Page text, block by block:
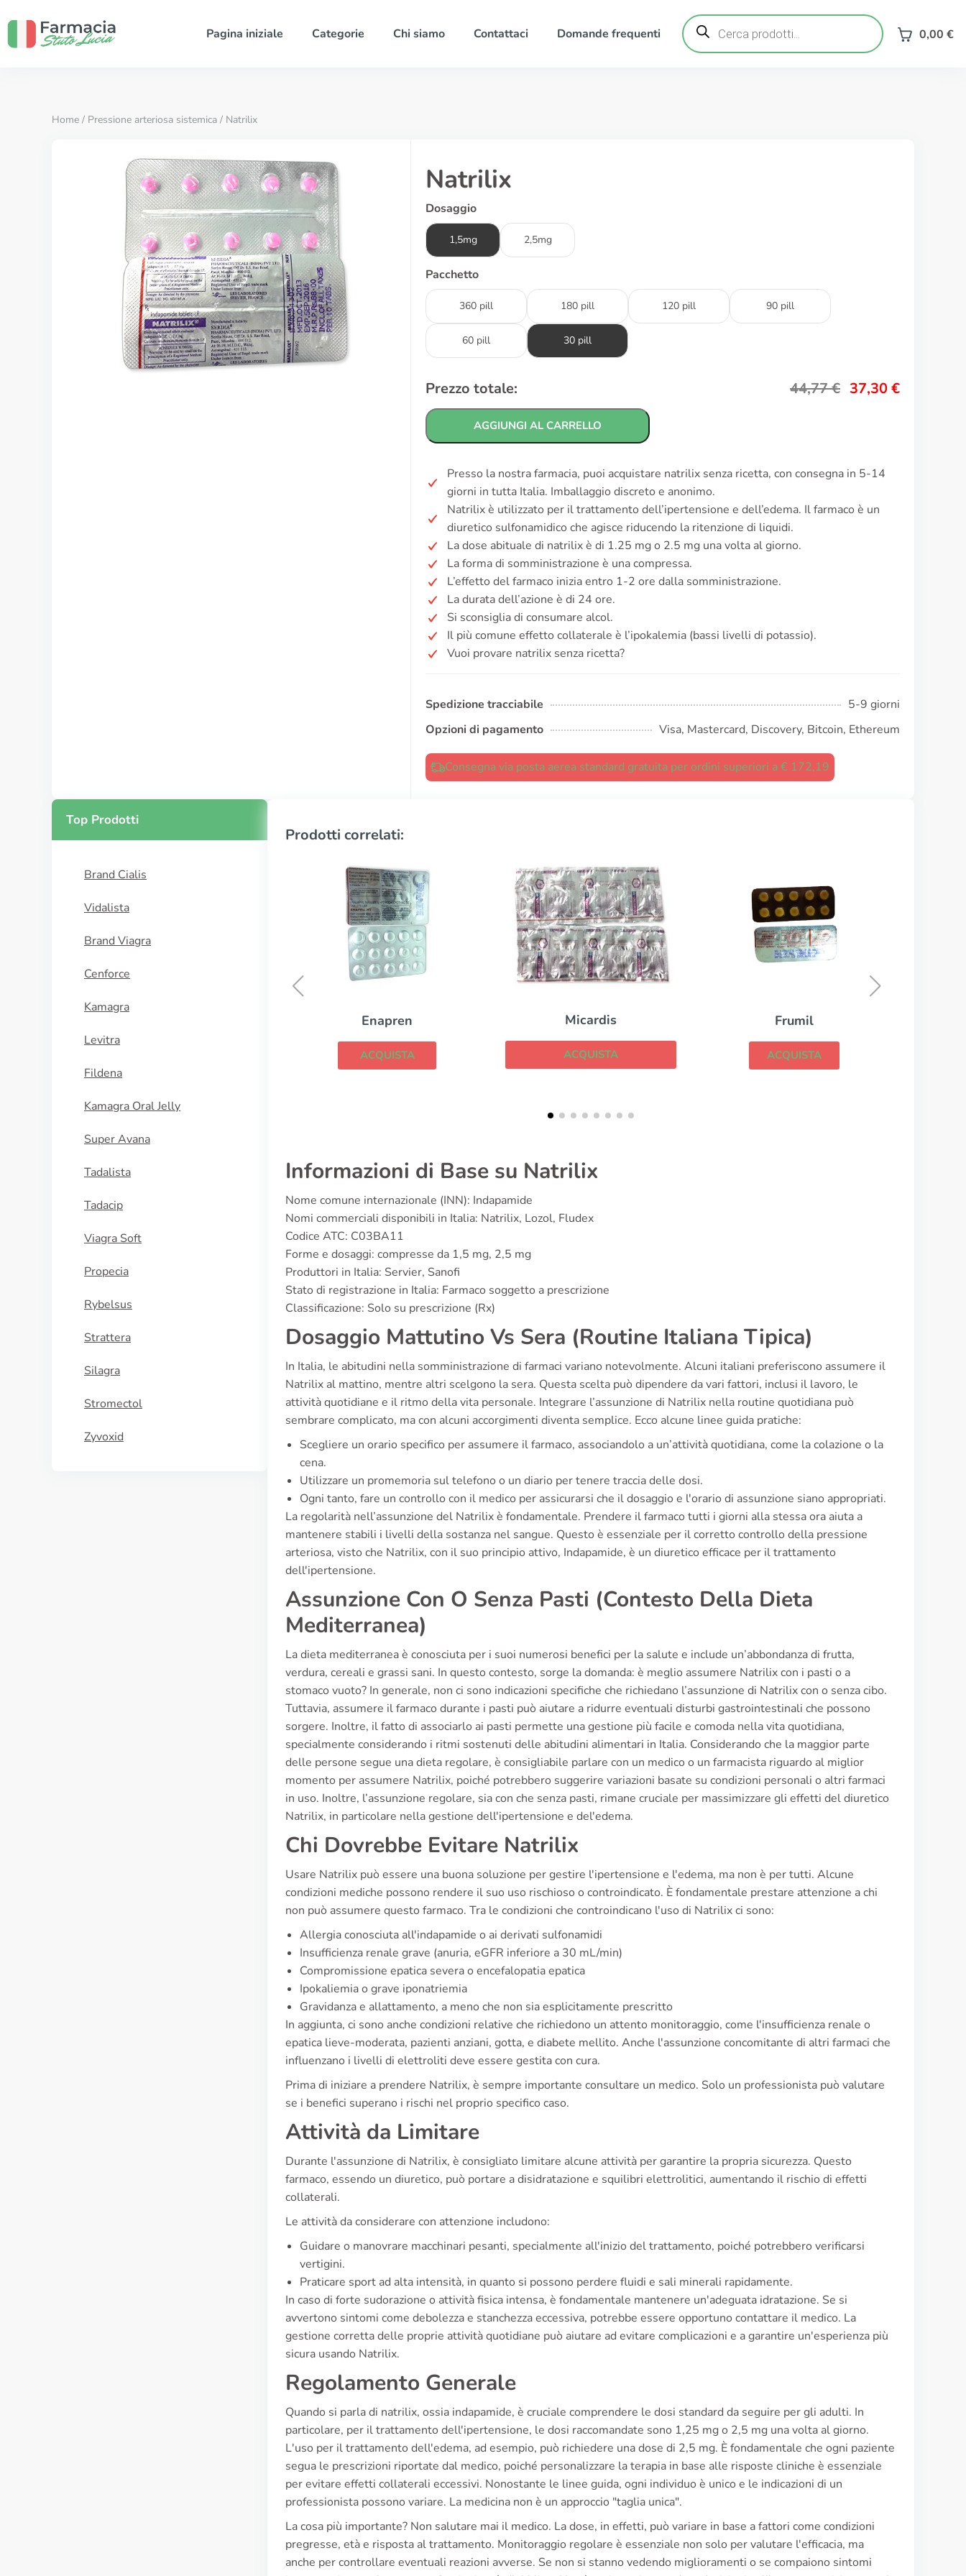
Pagina iniziale Categorie Chi siamo Contattaci Domande frequenti
Ricerca
prodotti 0,00 €
Home / Pressione arteriosa sistemica / Natrilix
Natrilix
Dosaggio
1,5mg 2,5mg
Pacchetto
360 pill 180 pill 120 pill 90 pill
60 pill 30 pill
Prezzo totale: 44,77€ 37,30€
AGGIUNGI AL CARRELLO
Presso la nostra farmacia, puoi acquistare natrilix senza ricetta, con consegna in 5-14
giorni in tutta Italia. Imballaggio discreto e anonimo.
Natrilix è utilizzato per il trattamento dell’ipertensione e dell’edema. Il farmaco è un
diuretico sulfonamidico che agisce riducendo la ritenzione di liquidi.
La dose abituale di natrilix è di 1.25 mg o 2.5 mg una volta al giorno.
La forma di somministrazione è una compressa.
L’effetto del farmaco inizia entro 1-2 ore dalla somministrazione.
La durata dell’azione è di 24 ore.
Si sconsiglia di consumare alcol.
Il più comune effetto collaterale è l’ipokalemia (bassi livelli di potassio).
Vuoi provare natrilix senza ricetta?
Spedizione tracciabile
5-9 giorni
Opzioni di pagamento
Visa, Mastercard, Discovery, Bitcoin, Ethereum
Consegna via posta aerea standard gratuita per ordini superiori a € 172,19
Top Prodotti
Brand Cialis
Vidalista
Brand Viagra
Cenforce
Kamagra
Levitra
Fildena
Kamagra Oral Jelly
Super Avana
Tadalista
Tadacip
Viagra Soft
Propecia
Rybelsus
Strattera
Silagra
Stromectol
Zyvoxid
Prodotti correlati:
Micardis
ACQUISTA
Frumil
ACQUISTA
Norvasc
Informazioni di Base su Natrilix
Nome comune internazionale (INN): Indapamide
Nomi commerciali disponibili in Italia: Natrilix, Lozol, Fludex
Codice ATC: C03BA11
Forme e dosaggi: compresse da 1,5 mg, 2,5 mg
Produttori in Italia: Servier, Sanofi
Stato di registrazione in Italia: Farmaco soggetto a prescrizione
Classificazione: Solo su prescrizione (Rx)
Dosaggio Mattutino Vs Sera (Routine Italiana Tipica)
In Italia, le abitudini nella somministrazione di farmaci variano notevolmente. Alcuni italiani preferiscono assumere il
Natrilix al mattino, mentre altri scelgono la sera. Questa scelta può dipendere da vari fattori, inclusi il lavoro, le
attività quotidiane e il ritmo della vita personale. Integrare l’assunzione di Natrilix nella routine quotidiana può
sembrare complicato, ma con alcuni accorgimenti diventa semplice. Ecco alcune linee guida pratiche:
Scegliere un orario specifico per assumere il farmaco, associandolo a un’attività quotidiana, come la colazione o la
cena.
Utilizzare un promemoria sul telefono o un diario per tenere traccia delle dosi.
Ogni tanto, fare un controllo con il medico per assicurarsi che il dosaggio e l'orario di assunzione siano appropriati.
La regolarità nell’assunzione del Natrilix è fondamentale. Prendere il farmaco tutti i giorni alla stessa ora aiuta a
mantenere stabili i livelli della sostanza nel sangue. Questo è essenziale per il corretto controllo della pressione
arteriosa, visto che Natrilix, con il suo principio attivo, Indapamide, è un diuretico efficace per il trattamento
dell'ipertensione.
Assunzione Con O Senza Pasti (Contesto Della Dieta
Mediterranea)
La dieta mediterranea è conosciuta per i suoi numerosi benefici per la salute e include un’abbondanza di frutta,
verdura, cereali e grassi sani. In questo contesto, sorge la domanda: è meglio assumere Natrilix con i pasti o a
stomaco vuoto? In generale, non ci sono indicazioni specifiche che richiedano l’assunzione di Natrilix con o senza cibo.
Tuttavia, assumere il farmaco durante i pasti può aiutare a ridurre eventuali disturbi gastrointestinali che possono
sorgere. Inoltre, il fatto di associarlo ai pasti permette una gestione più facile e comoda nella vita quotidiana,
specialmente considerando i ritmi sostenuti delle abitudini alimentari in Italia. Considerando che la maggior parte
delle persone segue una dieta regolare, è consigliabile parlare con un medico o un farmacista riguardo al miglior
momento per assumere Natrilix, poiché potrebbero suggerire variazioni basate su condizioni personali o altri farmaci
in uso. Inoltre, l’assunzione regolare, sia con che senza pasti, rimane cruciale per massimizzare gli effetti del diuretico
Natrilix, in particolare nella gestione dell'ipertensione e del'edema.
Chi Dovrebbe Evitare Natrilix
Usare Natrilix può essere una buona soluzione per gestire l'ipertensione e l'edema, ma non è per tutti. Alcune
condizioni mediche possono rendere il suo uso rischioso o controindicato. È fondamentale prestare attenzione a chi
non può assumere questo farmaco. Tra le condizioni che controindicano l'uso di Natrilix ci sono:
Allergia conosciuta all'indapamide o ai derivati sulfonamidi
Insufficienza renale grave (anuria, eGFR inferiore a 30 mL/min)
Compromissione epatica severa o encefalopatia epatica
Ipokaliemia o grave iponatriemia
Gravidanza e allattamento, a meno che non sia esplicitamente prescritto
In aggiunta, ci sono anche condizioni relative che richiedono un attento monitoraggio, come l'insufficienza renale o
epatica lieve-moderata, pazienti anziani, gotta, e diabete mellito. Anche l'assunzione concomitante di altri farmaci che
influenzano i livelli di elettroliti deve essere gestita con cura.
Prima di iniziare a prendere Natrilix, è sempre importante consultare un medico. Solo un professionista può valutare
se i benefici superano i rischi nel proprio specifico caso.
Attività da Limitare
Durante l'assunzione di Natrilix, è consigliato limitare alcune attività per garantire la propria sicurezza. Questo
farmaco, essendo un diuretico, può portare a disidratazione e squilibri elettrolitici, aumentando il rischio di effetti
collaterali.
Le attività da considerare con attenzione includono:
Guidare o manovrare macchinari pesanti, specialmente all'inizio del trattamento, poiché potrebbero verificarsi
vertigini.
Praticare sport ad alta intensità, in quanto si possono perdere fluidi e sali minerali rapidamente.
In caso di forte sudorazione o attività fisica intensa, è fondamentale mantenere un'adeguata idratazione. Se si
avvertono sintomi come debolezza e stanchezza eccessiva, potrebbe essere opportuno contattare il medico. La
gestione corretta delle proprie attività quotidiane può aiutare ad evitare complicazioni e a garantire un'esperienza più
sicura usando Natrilix.
Regolamento Generale
Quando si parla di natrilix, ossia indapamide, è cruciale comprendere le dosi standard da seguire per gli adulti. In
particolare, per il trattamento dell'ipertensione, le dosi raccomandate sono 1,25 mg o 2,5 mg una volta al giorno.
L'uso per il trattamento dell'edema, ad esempio, può richiedere una dose di 2,5 mg. È fondamentale che ogni paziente
segua le prescrizioni riportate dal medico, poiché personalizzare la terapia in base alle risposte cliniche è essenziale
per evitare effetti collaterali eccessivi. Nonostante le linee guida, ogni individuo è unico e le indicazioni di un
professionista possono variare. La medicina non è un approccio "taglia unica".
La cosa più importante? Non salutare mai il medico. La dose, in effetti, può variare in base a fattori come condizioni
pregresse, età e risposta al trattamento. Monitoraggio regolare è essenziale non solo per valutare l'efficacia, ma
anche per controllare eventuali reazioni avverse. Se non si stanno vedendo miglioramenti o se compaiono sintomi